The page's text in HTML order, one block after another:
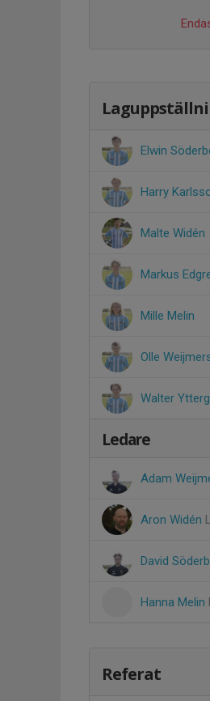
Elwin
Harry
Malte Widén
Markus
Mille Melin
Olle
Walter
Ledare
Adam
Aron Widén
David
Hanna Melin
Referat